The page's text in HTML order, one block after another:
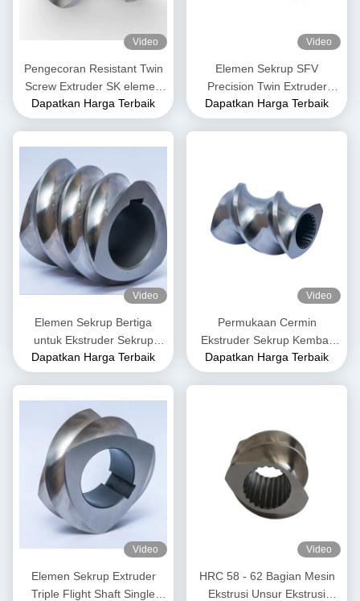
Video
Pengecoran Resistant Twin
Screw Extruder SK elemen
sekrup untuk industri plastik
Dapatkan Harga Terbaik
Video
Elemen Sekrup SFV
Precision Twin Extruder
Elemen Sekrup Untuk
Extruder Plastik
Dapatkan Harga Terbaik
Video
Elemen Sekrup Bertiga
untuk Ekstruder Sekrup
Kembar
Dapatkan Harga Terbaik
Video
Permukaan Cermin
Ekstruder Sekrup Kembar
Elemen Sekrup Conveyor
Double Flighted
Dapatkan Harga Terbaik
Video
Elemen Sekrup Extruder
Triple Flight Shaft Single
Video
HRC 58 - 62 Bagian Mesin
Ekstrusi Unsur Ekstrusi